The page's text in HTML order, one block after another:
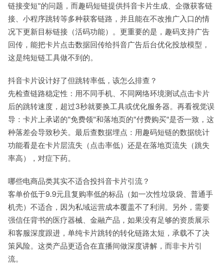
链接变短"的问题，而趣码短链提供抖音卡片生成、企微获客链
接、小程序跳转等多种获客链路，并且能在不改推广入口的情
况下更新目标链接（活码功能）。更重要的是，趣码支持广告
回传，能把卡片点击数据回传给抖音广告后台优化投放模型，
这是纯短链工具做不到的。
抖音卡片设计好了但跳转率低，该怎么排查？
先检查链路稳定性：用不同手机、不同网络环境测试点击卡片
后的跳转速度，超过3秒就要换工具或优化服务器。再看视觉误
导：卡片上承诺的"免费领"和落地页的"付费购买"是否一致，这
种落差会导致秒关。最后查数据埋点：用趣码短链的数据统计
功能看是在卡片层流失（点击率低）还是在落地页流失（跳失
率高），对症下药。
哪些电商品类其实不适合投抖音卡片引流？
客单价低于9.9元且复购率低的标品（如一次性垃圾袋、普通手
机壳）不适合，因为私域运营成本覆盖不了利润。另外，需要
强信任背书的医疗器械、金融产品，如果没有足够的资质展示
和客服深度跟进，单纯卡片跳转的转化链路太短，承载不了决
策风险。这类产品更适合在直播间做深度讲解，而非卡片引
流。